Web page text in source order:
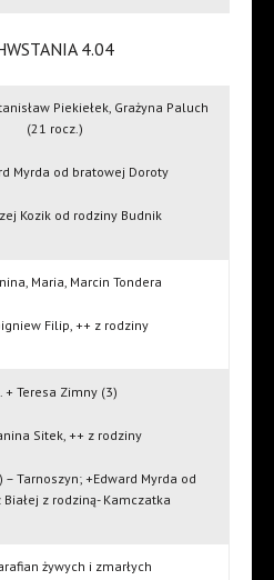
4.04
Piekiełek, Grażyna Paluch
(21 rocz.)
Myrda od bratowej Doroty
Kozik od rodziny Budnik
Maria, Marcin Tondera
Filip, ++ z rodziny
+ Teresa Zimny (3)
Sitek, ++ z rodziny
– Tarnoszyn; +Edward Myrda od
z rodziną- Kamczatka
żywych i zmarłych